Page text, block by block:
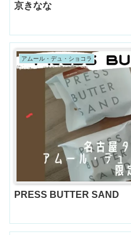
京きなな
アムール・デュ・ショコラ
PRESS BUTTER SAND